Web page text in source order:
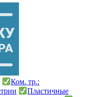
Ком. тр.:
Пластичные